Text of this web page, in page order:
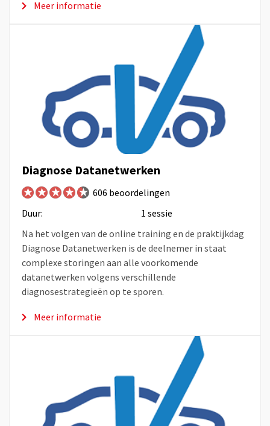
Meer informatie
Diagnose Datanetwerken
606 beoordelingen
Duur:
1 sessie
Na het volgen van de online training en de praktijkdag
Diagnose Datanetwerken is de deelnemer in staat
complexe storingen aan alle voorkomende
datanetwerken volgens verschillende
diagnosestrategieën op te sporen.
Meer informatie